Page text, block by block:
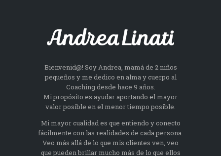
Bienvenid@! Soy Andrea, mamá de 2 niños
pequeños y me dedico en alma y cuerpo al
Coaching desde hace 9 años.
Mi propósito es ayudar aportando el mayor
valor posible en el menor tiempo posible.
Mi mayor cualidad es que entiendo y conecto
fácilmente con las realidades de cada persona.
Veo más allá de lo que mis clientes ven, veo
que pueden brillar mucho más de lo que ellos